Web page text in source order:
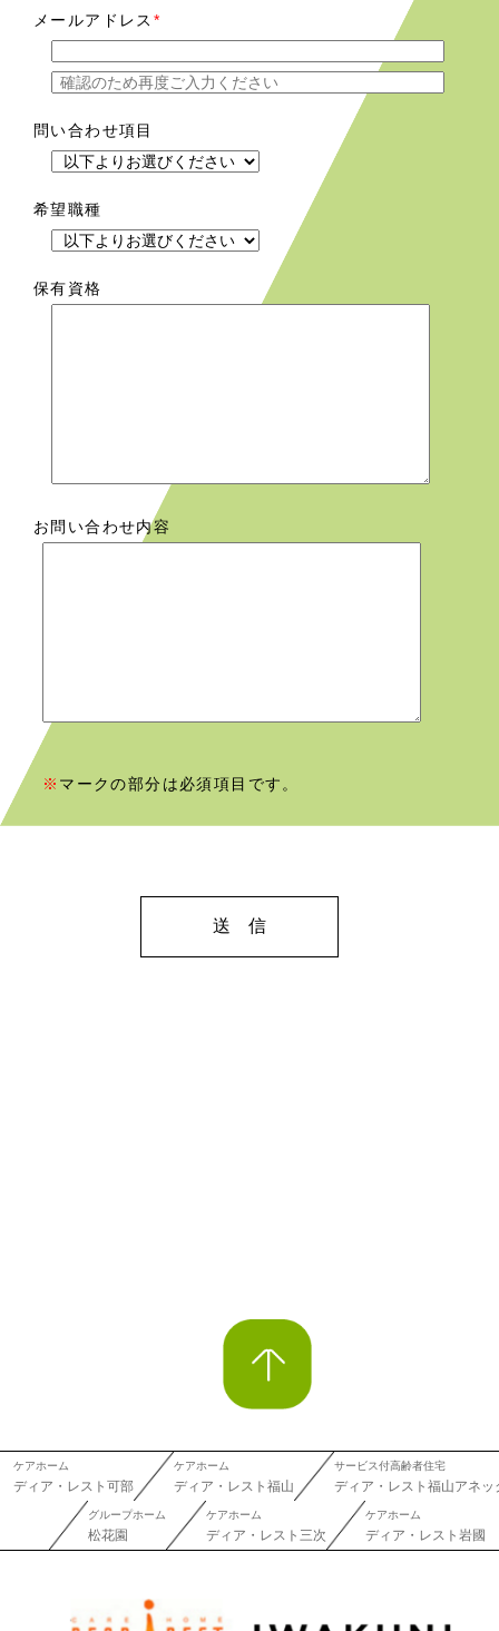
メールアドレス *
問い合わせ項目
希望職種
保有資格
お問い合わせ内容
※ マークの部分は必須項目です。
ケアホーム
ディア・レスト可部
ケアホーム
ディア・レスト福山
サービス付高齢者住宅
ディア・レスト福山アネッ
グループホーム
松花園
ケアホーム
ディア・レスト三次
ケアホーム
ディア・レスト岩國